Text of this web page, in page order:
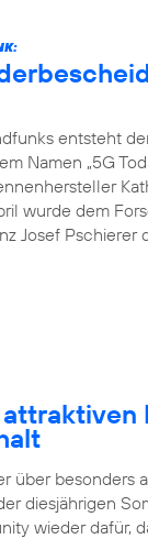
entsteht
Namen „5G
wurde dem
Josef Pschierer
über besonders
diesjährigen
wieder dafür,